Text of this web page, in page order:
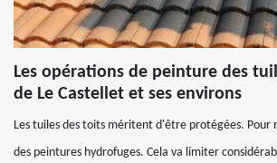
Les opérations de peinture des
de Le Castellet et ses environs
Les tuiles des toits méritent d'être protégées. Pour
des peintures hydrofuges. Cela va limiter